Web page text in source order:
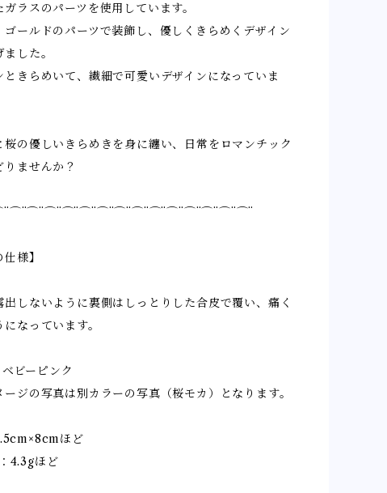
ガラスのパーツを使用しています。
ゴールドのパーツで装飾し、優しくきらめくデザイン
した。
ときらめいて、繊細で可愛いデザインになっていま
桜の優しいきらめきを身に纏い、日常をロマンチック
りませんか？
仕様】
出しないように裏側はしっとりした合皮で覆い、痛く
なっています。
ビーピンク
ージの写真は別カラーの写真（桜モカ）となります。
ほど
4.3gほど